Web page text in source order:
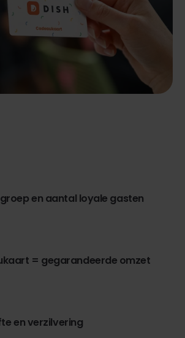
en aantal loyale gasten
= gegarandeerde omzet
en verzilvering